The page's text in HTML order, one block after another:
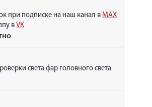
при подписке на наш канал вMAX
вVK
света фар головного света